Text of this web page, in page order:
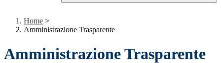
Home >
Amministrazione Trasparente
Amministrazione Trasparente